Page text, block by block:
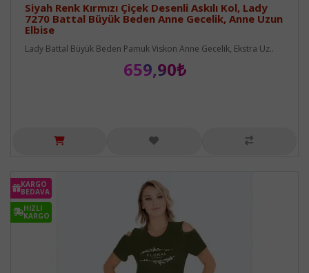
Siyah Renk Kırmızı Çiçek Desenli Askılı Kol, Lady
7270 Battal Büyük Beden Anne Gecelik, Anne Uzun
Elbise
Lady Battal Büyük Beden Pamuk Viskon Anne Gecelik, Ekstra Uz..
659,90₺
KARGO
BEDAVA
HIZLI
KARGO